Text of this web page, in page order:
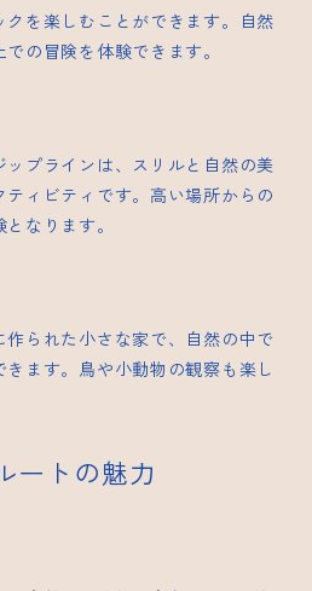
を楽しむことができます。自然
の冒険を体験できます。
プラインは、スリルと自然の美
ティビティです。高い場所からの
なります。
られた小さな家で、自然の中で
ます。鳥や小動物の観察も楽し
ートの魅力